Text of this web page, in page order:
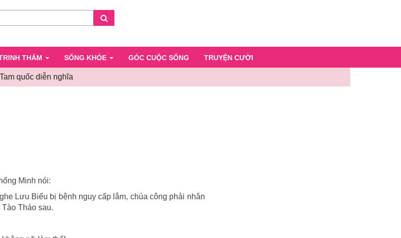
THÁM SỐNG KHỎE GÓC CUỘC SỐNG TRUYỆN CƯỜI
quốc diễn nghĩa
Minh nói:
Lưu Biểu bị bệnh nguy cấp lắm, chúa công phải nhân
Tháo sau.